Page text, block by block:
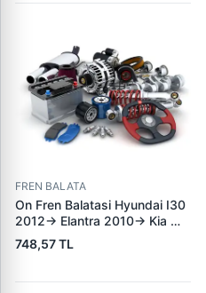
FREN BALATA
On Fren Balatasi Hyundai I30
2012-> Elantra 2010-> Kia
Ceed 2012-> | GRAP 94166 |
OEM 581012VA00
748,57 TL